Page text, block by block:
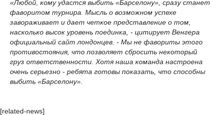
«Любой, кому удастся выбить «Барселону», сразу станет
фаворитом турнира. Мысль о возможном успехе
завораживает и дает четкое представление о том,
насколько высок уровень поединка, - цитирует Венгера
официальный сайт лондонцев. - Мы не фавориты этого
противостояния, что позволяет сбросить некоторый
груз ответственности. Хотя наша команда настроена
очень серьезно - ребята готовы показать, что способны
выбить «Барселону».
[related-news]